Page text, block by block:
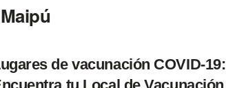
de vacunación COVID-19: